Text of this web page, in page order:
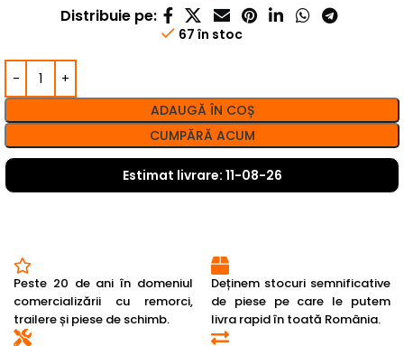
Distribuie pe:
67 în stoc
ADAUGĂ ÎN COȘ
CUMPĂRĂ ACUM
Estimat livrare: 11-08-26
Peste 20 de ani în domeniul
comercializării cu remorci,
trailere și piese de schimb.
Deținem stocuri semnificative
de piese pe care le putem
livra rapid în toată România.